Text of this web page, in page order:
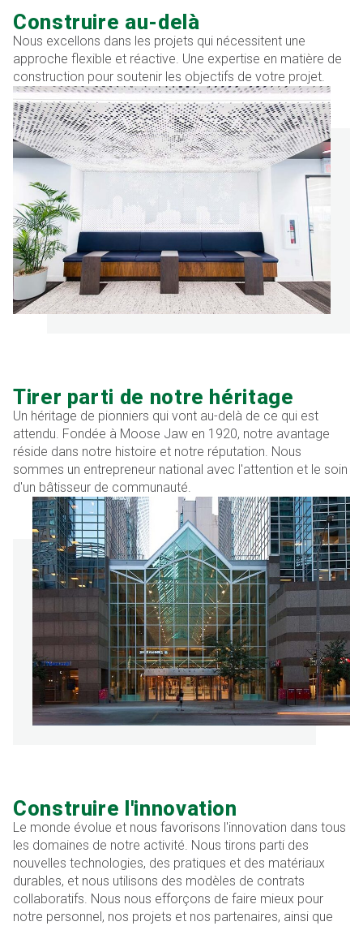
Construire au-delà
Nous excellons dans les projets qui nécessitent une
approche flexible et réactive. Une expertise en matière de
construction pour soutenir les objectifs de votre projet.
Tirer parti de notre héritage
Un héritage de pionniers qui vont au-delà de ce qui est
attendu. Fondée à Moose Jaw en 1920, notre avantage
réside dans notre histoire et notre réputation. Nous
sommes un entrepreneur national avec l'attention et le soin
d'un bâtisseur de communauté.
Construire l'innovation
Le monde évolue et nous favorisons l'innovation dans tous
les domaines de notre activité. Nous tirons parti des
nouvelles technologies, des pratiques et des matériaux
durables, et nous utilisons des modèles de contrats
collaboratifs. Nous nous efforçons de faire mieux pour
notre personnel, nos projets et nos partenaires, ainsi que